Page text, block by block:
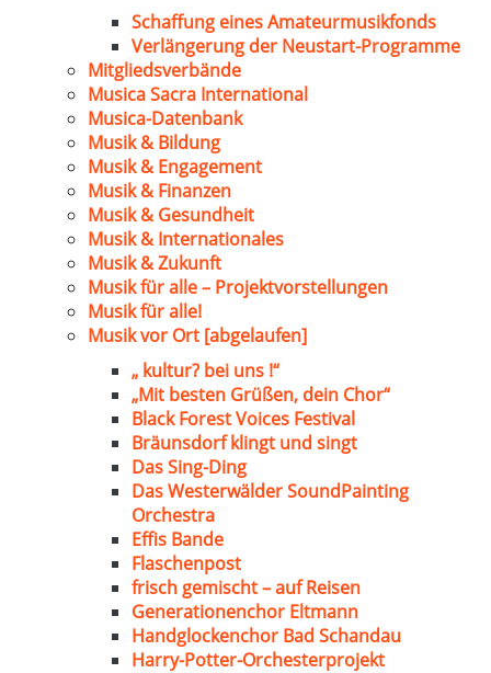
Schaffung eines Amateurmusikfonds
Verlängerung der Neustart-Programme
Mitgliedsverbände
Musica Sacra International
Musica-Datenbank
Musik & Bildung
Musik & Engagement
Musik & Finanzen
Musik & Gesundheit
Musik & Internationales
Musik & Zukunft
Musik für alle – Projektvorstellungen
Musik für alle!
Musik vor Ort [abgelaufen]
„ kultur? bei uns !“
„Mit besten Grüßen, dein Chor“
Black Forest Voices Festival
Bräunsdorf klingt und singt
Das Sing-Ding
Das Westerwälder SoundPainting
Orchestra
Effis Bande
Flaschenpost
frisch gemischt – auf Reisen
Generationenchor Eltmann
Handglockenchor Bad Schandau
Harry-Potter-Orchesterprojekt